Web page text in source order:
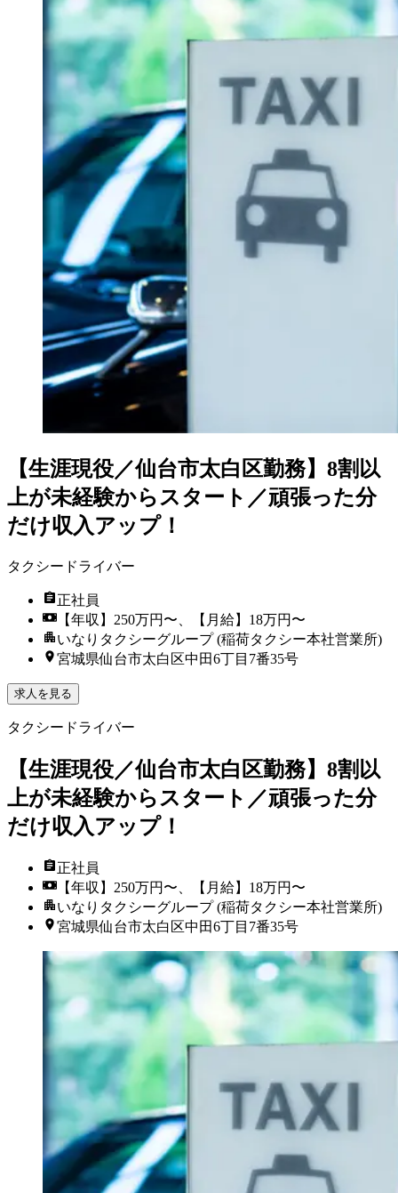
【生涯現役／仙台市太白区勤務】8割以
上が未経験からスタート／頑張った分
だけ収入アップ！
タクシードライバー
正社員
【年収】250万円〜、【月給】18万円〜
いなりタクシーグループ (稲荷タクシー本社営業所)
宮城県仙台市太白区中田6丁目7番35号
求人を見る
タクシードライバー
【生涯現役／仙台市太白区勤務】8割以
上が未経験からスタート／頑張った分
だけ収入アップ！
正社員
【年収】250万円〜、【月給】18万円〜
いなりタクシーグループ (稲荷タクシー本社営業所)
宮城県仙台市太白区中田6丁目7番35号